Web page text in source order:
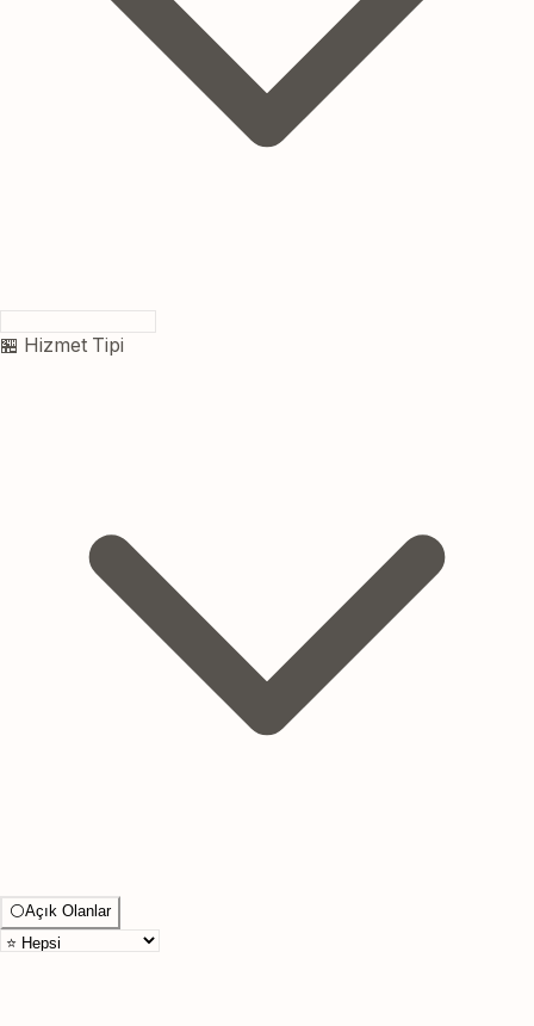
🏪 Hizmet Tipi
⚪Açık Olanlar